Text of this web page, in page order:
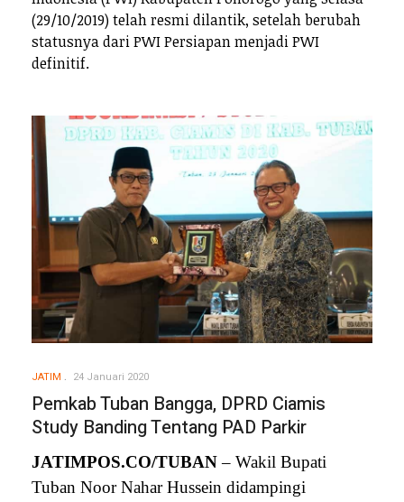
(29/10/2019) telah resmi dilantik, setelah berubah
statusnya dari PWI Persiapan menjadi PWI
definitif.
JATIM 24 Januari 2020
Pemkab Tuban Bangga, DPRD Ciamis
Study Banding Tentang PAD Parkir
JATIMPOS.CO/TUBAN– Wakil Bupati
Tuban Noor Nahar Hussein didampingi